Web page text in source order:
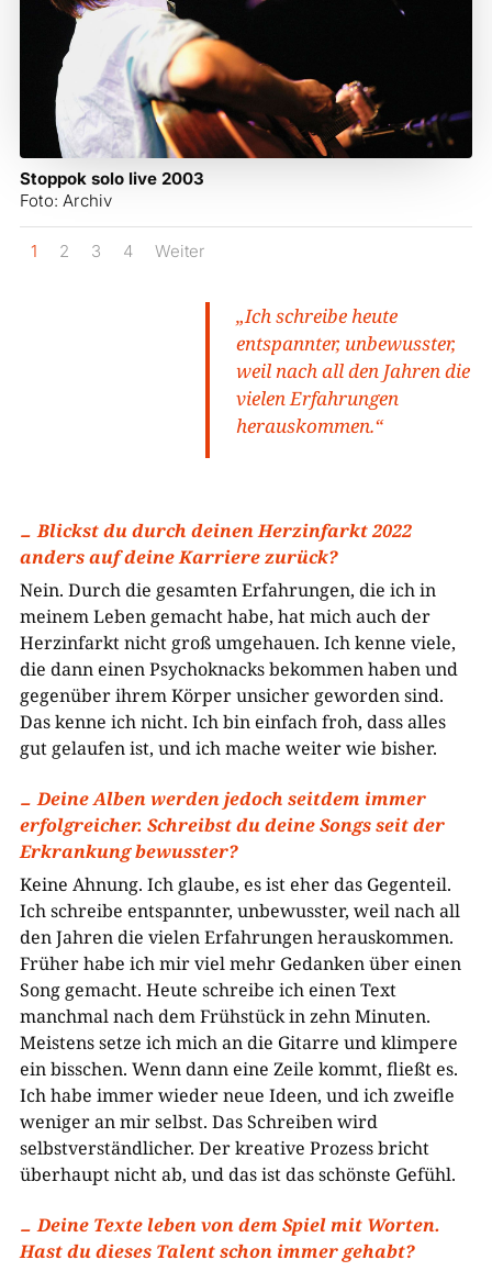
Stoppok solo live 2003
Foto: Archiv
1 2 3 4 Weiter
„Ich schreibe heute
entspannter, unbewusster,
weil nach all den Jahren die
vielen Erfahrungen
herauskommen.“
Blickst du durch deinen Herzinfarkt 2022
anders auf deine Karriere zurück?
Nein. Durch die gesamten Erfahrungen, die ich in
meinem Leben gemacht habe, hat mich auch der
Herzinfarkt nicht groß umgehauen. Ich kenne viele,
die dann einen Psychoknacks bekommen haben und
gegenüber ihrem Körper unsicher geworden sind.
Das kenne ich nicht. Ich bin einfach froh, dass alles
gut gelaufen ist, und ich mache weiter wie bisher.
Deine Alben werden jedoch seitdem immer
erfolgreicher. Schreibst du deine Songs seit der
Erkrankung bewusster?
Keine Ahnung. Ich glaube, es ist eher das Gegenteil.
Ich schreibe entspannter, unbewusster, weil nach all
den Jahren die vielen Erfahrungen herauskommen.
Früher habe ich mir viel mehr Gedanken über einen
Song gemacht. Heute schreibe ich einen Text
manchmal nach dem Frühstück in zehn Minuten.
Meistens setze ich mich an die Gitarre und klimpere
ein bisschen. Wenn dann eine Zeile kommt, fließt es.
Ich habe immer wieder neue Ideen, und ich zweifle
weniger an mir selbst. Das Schreiben wird
selbstverständlicher. Der kreative Prozess bricht
überhaupt nicht ab, und das ist das schönste Gefühl.
Deine Texte leben von dem Spiel mit Worten.
Hast du dieses Talent schon immer gehabt?